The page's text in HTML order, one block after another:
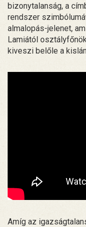
bizonytalanság, a
rendszer
almalopás-jelenet,
Lamiától
kiveszi belőle a
Amíg az